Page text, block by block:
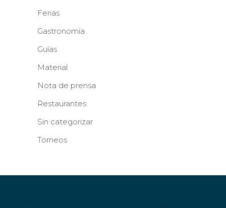
Ferias
Gastronomía
Guías
Material
Nota de prensa
Restaurantes
Sin categorizar
Torneos